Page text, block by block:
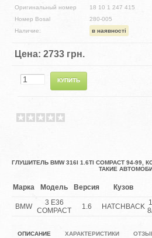
Оригинальный номер
18 10 1 247 415
Номер Bosal
280-005
Наличие:
в наявності
Цена:2733 грн.
ГЛУШИТЕЛЬ BMW 316I 1.6TI COMPACT 94-
ТАКИЕ
Марка Модель Версия Кузов
BMW
3 E36
COMPACT
1.6 HATCHBACK
ОПИСАНИЕ ХАРАКТЕРИСТИКИ